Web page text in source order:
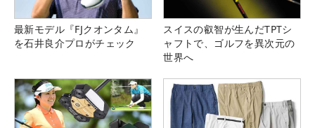
最新モデル『FJクオンタム』
を石井良介プロがチェック
スイスの叡智が生んだTPTシ
ャフトで、ゴルフを異次元の
世界へ